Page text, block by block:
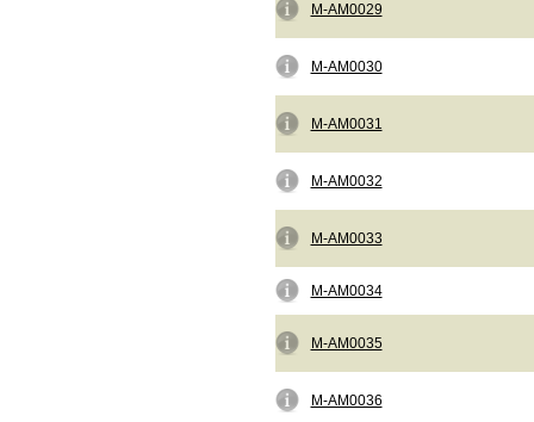
M-AM0029
M-AM0030
M-AM0031
M-AM0032
M-AM0033
M-AM0034
M-AM0035
M-AM0036